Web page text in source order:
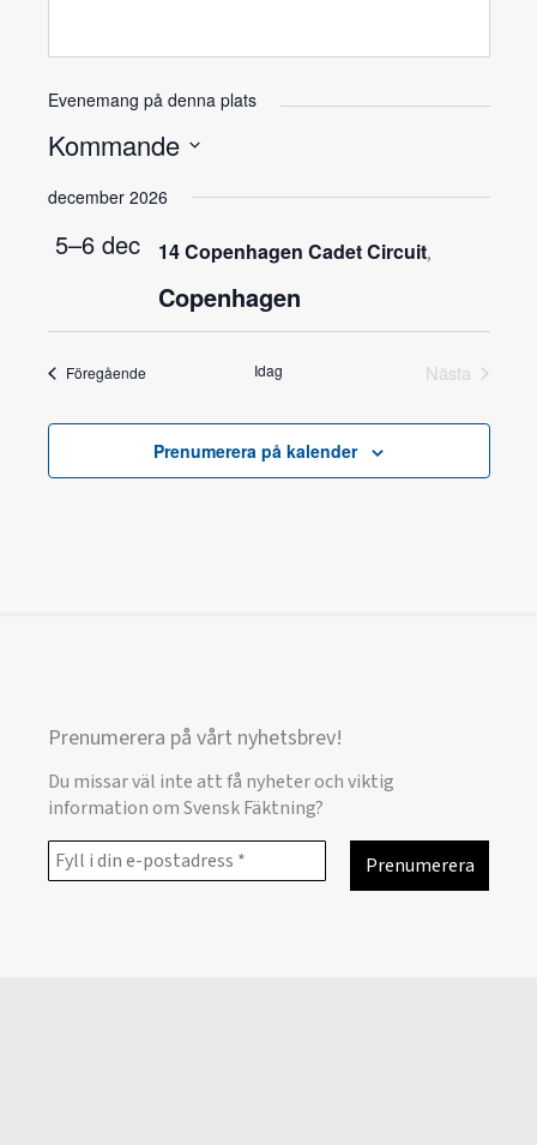
Evenemang på denna plats
Kommande
datum.
december 2026
5–6 dec 14 Copenhagen Cadet Circuit,
Copenhagen
Föregående Idag Nästa
Prenumerera på kalender
Prenumerera på vårt nyhetsbrev!
Du missar väl inte att få nyheter och viktig
information om Svensk Fäktning?